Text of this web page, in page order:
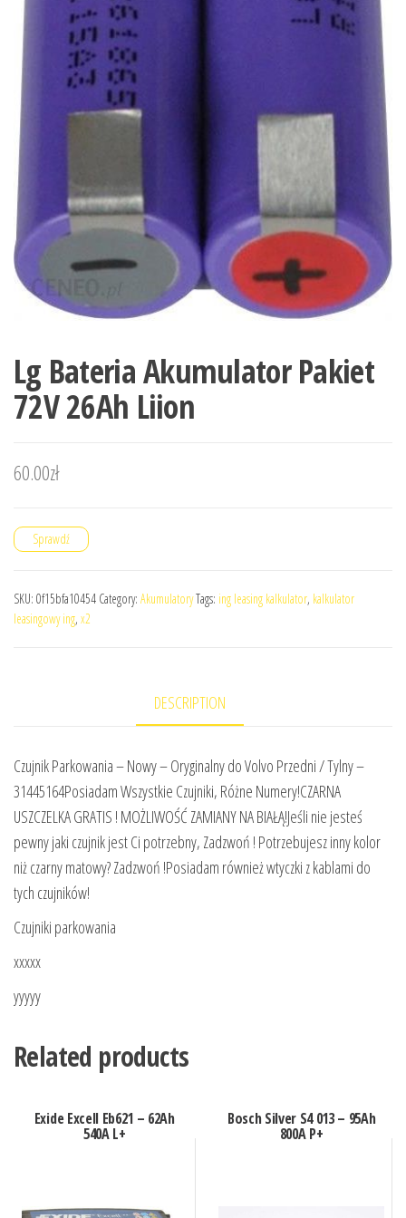
Lg Bateria Akumulator Pakiet
72V 26Ah Liion
60.00zł
Sprawdź
SKU: 0f15bfa10454 Category: AkumulatoryTags: ing leasing kalkulator, kalkulator
leasingowy ing, x2
DESCRIPTION
Czujnik Parkowania – Nowy – Oryginalny do Volvo Przedni / Tylny –
31445164Posiadam Wszystkie Czujniki, Różne Numery!CZARNA
USZCZELKA GRATIS ! MOŻLIWOŚĆ ZAMIANY NA BIAŁĄ!Jeśli nie jesteś
pewny jaki czujnik jest Ci potrzebny, Zadzwoń ! Potrzebujesz inny kolor
niż czarny matowy? Zadzwoń !Posiadam również wtyczki z kablami do
tych czujników!
Czujniki parkowania
xxxxx
yyyyy
Related products
Exide Excell Eb621 – 62Ah
540A L+
Bosch Silver S4 013 – 95Ah
800A P+